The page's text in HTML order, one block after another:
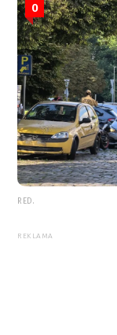
0
RED.
REKLAMA